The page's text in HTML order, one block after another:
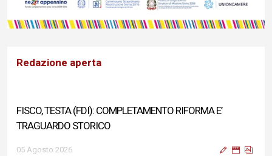
Redazione aperta
FISCO, TESTA (FDI): COMPLETAMENTO RIFORMA E’
TRAGUARDO STORICO
05 Agosto 2026